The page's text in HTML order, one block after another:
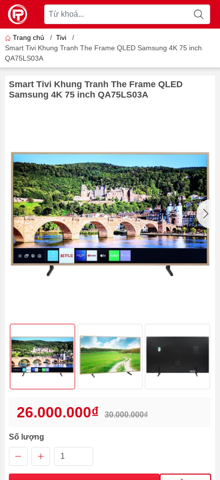
Trang chủ / Tivi
/
Smart Tivi Khung Tranh The Frame QLED Samsung 4K 75 inch
QA75LS03A
Smart Tivi Khung Tranh The Frame QLED
Samsung 4K 75 inch QA75LS03A
26.000.000₫ 30.000.000₫
Số lượng